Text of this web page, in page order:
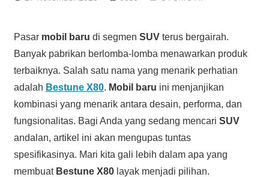
Pasar mobil baru di segmen SUVterus bergairah.
Banyak pabrikan berlomba-lomba menawarkan produk
terbaiknya. Salah satu nama yang menarik perhatian
adalah Bestune X80. Mobil baru ini menjanjikan
kombinasi yang menarik antara desain, performa, dan
fungsionalitas. Bagi Anda yang sedang mencari SUV
andalan, artikel ini akan mengupas tuntas
spesifikasinya. Mari kita gali lebih dalam apa yang
membuat Bestune X80layak menjadi pilihan.